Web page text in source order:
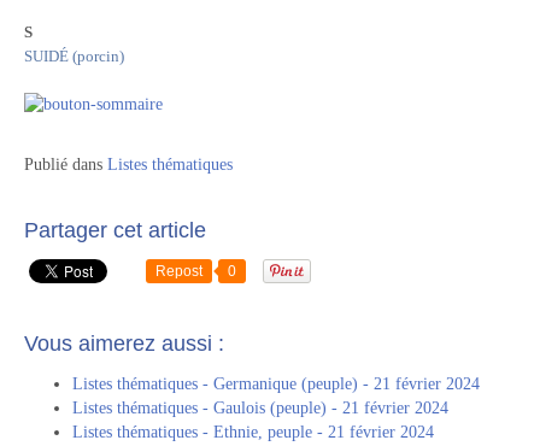
S
SUIDÉ (porcin)
Publié dans Listes thématiques
Partager cet article
Repost 0
Vous aimerez aussi :
Listes thématiques - Germanique (peuple) - 21 février 2024
Listes thématiques - Gaulois (peuple) - 21 février 2024
Listes thématiques - Ethnie, peuple - 21 février 2024